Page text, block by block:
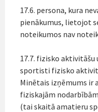
17.6. persona, kura
pienākumus, lietojot
noteikumos nav
17.7. fizisko
sportisti fizisko
Minētais izņēmums ir
fiziskajām
(tai skaitā amatieru